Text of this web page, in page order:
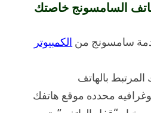
السامسونج خاصتك
سامسونج من الكمبيوتر
بالهاتف
محدده موقع هاتفك